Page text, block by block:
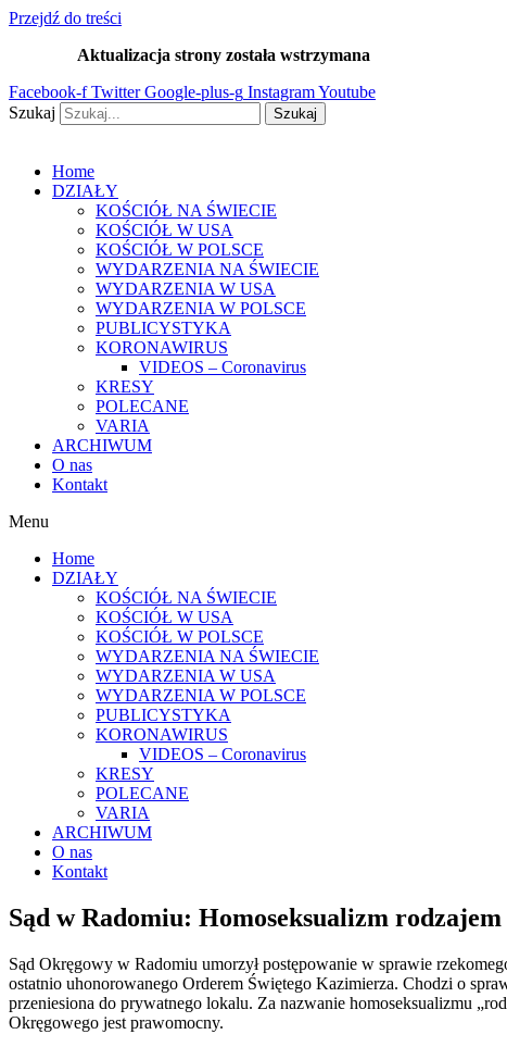
Przejdź do treści
Aktualizacja strony została wstrzymana
Facebook-f Twitter Google-plus-g InstagramYoutube
Szukaj
Szukaj
Home
DZIAŁY
KOŚCIÓŁ NA ŚWIECIE
KOŚCIÓŁ W USA
KOŚCIÓŁ W POLSCE
WYDARZENIA NA ŚWIECIE
WYDARZENIA W USA
WYDARZENIA W POLSCE
PUBLICYSTYKA
KORONAWIRUS
VIDEOS – Coronavirus
KRESY
POLECANE
VARIA
ARCHIWUM
O nas
Kontakt
Menu
Home
DZIAŁY
KOŚCIÓŁ NA ŚWIECIE
KOŚCIÓŁ W USA
KOŚCIÓŁ W POLSCE
WYDARZENIA NA ŚWIECIE
WYDARZENIA W USA
WYDARZENIA W POLSCE
PUBLICYSTYKA
KORONAWIRUS
VIDEOS – Coronavirus
KRESY
POLECANE
VARIA
ARCHIWUM
O nas
Kontakt
Sąd w Radomiu: Homoseksualizm
Sąd Okręgowy w Radomiu umorzył postępowanie w sprawie
ostatnio uhonorowanego Orderem Świętego Kazimierza. Chodzi o
przeniesiona do prywatnego lokalu. Za nazwanie homoseksualizmu
Okręgowego jest prawomocny.